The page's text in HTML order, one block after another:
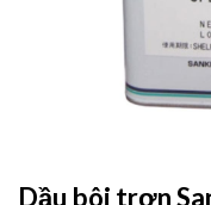
Dầu bôi trơn